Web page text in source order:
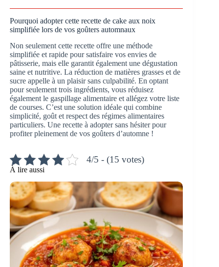
Pourquoi adopter cette recette de cake aux noix
simplifiée lors de vos goûters automnaux
Non seulement cette recette offre une méthode
simplifiée et rapide pour satisfaire vos envies de
pâtisserie, mais elle garantit également une dégustation
saine et nutritive. La réduction de matières grasses et de
sucre appelle à un plaisir sans culpabilité. En optant
pour seulement trois ingrédients, vous réduisez
également le gaspillage alimentaire et allégez votre liste
de courses. C’est une solution idéale qui combine
simplicité, goût et respect des régimes alimentaires
particuliers. Une recette à adopter sans hésiter pour
profiter pleinement de vos goûters d’automne !
4/5 - (15 votes)
À lire aussi